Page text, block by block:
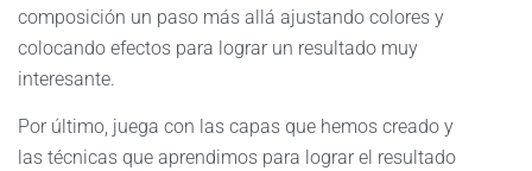
composición un paso más allá ajustando colores y
colocando efectos para lograr un resultado muy
interesante.
Por último, juega con las capas que hemos creado y
las técnicas que aprendimos para lograr el resultado